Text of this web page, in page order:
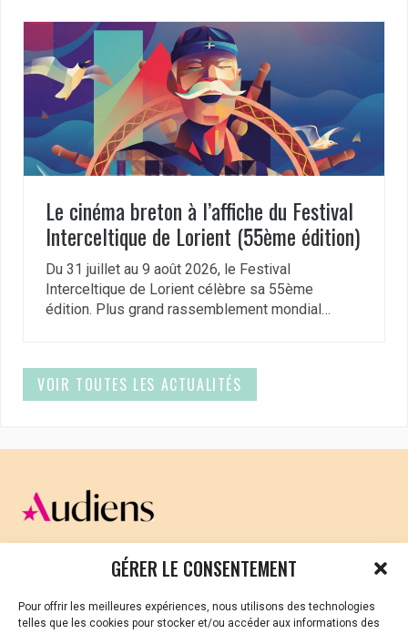
GÉRER LE CONSENTEMENT
Pour offrir les meilleures expériences, nous utilisons des technologies
telles que les cookies pour stocker et/ou accéder aux informations des
Le cinéma breton à l’affiche du Festival
Interceltique de Lorient (55ème édition)
Du 31 juillet au 9 août 2026, le Festival
Interceltique de Lorient célèbre sa 55ème
édition. Plus grand rassemblement mondial…
VOIR TOUTES LES ACTUALITÉS
CELLULE D’ÉCOUTE ET DE SOUTIEN PSYCHOLOGIQUE ET
Vous avez été témoin ou vous êtes victime de VSS ? Ou